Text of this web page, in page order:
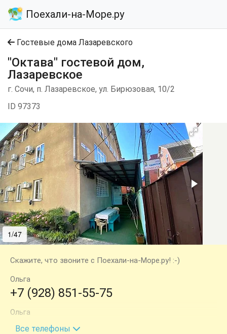
Поехали-на-Море.ру
Гостевые дома Лазаревского
"Октава" гостевой дом,
Лазаревское
г. Сочи, п. Лазаревское, ул. Бирюзовая, 10/2
ID 97373
1/47
Скажите, что звоните с Поехали-на-Море.ру! :-)
Ольга
+7 (928) 851-55-75
Ольга
+7 (918) 106-67-74
Все телефоны